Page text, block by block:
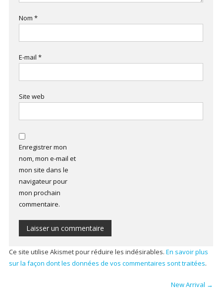
Nom *
E-mail *
Site web
Enregistrer mon
nom, mon e-mail et
mon site dans le
navigateur pour
mon prochain
commentaire.
Ce site utilise Akismet pour réduire les indésirables. En savoir plus
sur la façon dont les données de vos commentaires sont traitées.
New Arrival →